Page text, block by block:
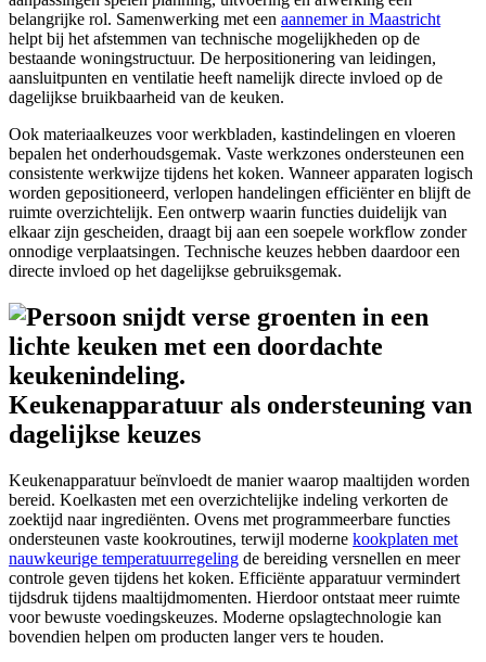
belangrijke rol. Samenwerking met een aannemer in Maastricht
helpt bij het afstemmen van technische mogelijkheden op de
bestaande woningstructuur. De herpositionering van leidingen,
aansluitpunten en ventilatie heeft namelijk directe invloed op de
dagelijkse bruikbaarheid van de keuken.
Ook materiaalkeuzes voor werkbladen, kastindelingen en vloeren
bepalen het onderhoudsgemak. Vaste werkzones ondersteunen een
consistente werkwijze tijdens het koken. Wanneer apparaten logisch
worden gepositioneerd, verlopen handelingen efficiënter en blijft de
ruimte overzichtelijk. Een ontwerp waarin functies duidelijk van
elkaar zijn gescheiden, draagt bij aan een soepele workflow zonder
onnodige verplaatsingen. Technische keuzes hebben daardoor een
directe invloed op het dagelijkse gebruiksgemak.
Keukenapparatuur als ondersteuning van
dagelijkse keuzes
Keukenapparatuur beïnvloedt de manier waarop maaltijden worden
bereid. Koelkasten met een overzichtelijke indeling verkorten de
zoektijd naar ingrediënten. Ovens met programmeerbare functies
ondersteunen vaste kookroutines, terwijl moderne kookplaten met
nauwkeurige temperatuurregeling de bereiding versnellen en meer
controle geven tijdens het koken. Efficiënte apparatuur vermindert
tijdsdruk tijdens maaltijdmomenten. Hierdoor ontstaat meer ruimte
voor bewuste voedingskeuzes. Moderne opslagtechnologie kan
bovendien helpen om producten langer vers te houden.